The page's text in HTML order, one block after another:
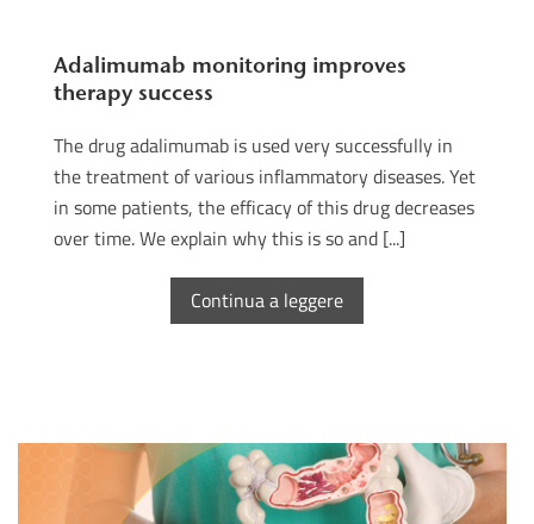
Adalimumab monitoring improves
therapy success
The drug adalimumab is used very successfully in
the treatment of various inflammatory diseases. Yet
in some patients, the efficacy of this drug decreases
over time. We explain why this is so and [...]
Continua a leggere